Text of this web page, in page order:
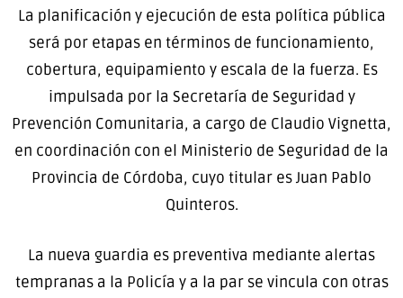
La planificación y ejecución de esta política pública
será por etapas en términos de funcionamiento,
cobertura, equipamiento y escala de la fuerza. Es
impulsada por la Secretaría de Seguridad y
Prevención Comunitaria, a cargo de Claudio Vignetta,
en coordinación con el Ministerio de Seguridad de la
Provincia de Córdoba, cuyo titular es Juan Pablo
Quinteros.
La nueva guardia es preventiva mediante alertas
tempranas a la Policía y a la par se vincula con otras